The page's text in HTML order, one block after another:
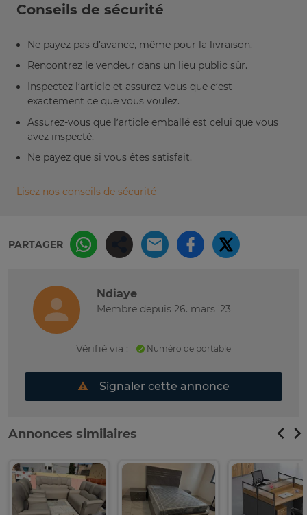
Conseils de sécurité
Ne payez pas d’avance, même pour la livraison.
Rencontrez le vendeur dans un lieu public sûr.
Inspectez l’article et assurez-vous que c’est
exactement ce que vous voulez.
Assurez-vous que l’article emballé est celui que vous
avez inspecté.
Ne payez que si vous êtes satisfait.
Lisez nos conseils de sécurité
PARTAGER
Ndiaye
Membre depuis 26. mars '23
Vérifié via : Numéro de portable
Signaler cette annonce
Annonces similaires